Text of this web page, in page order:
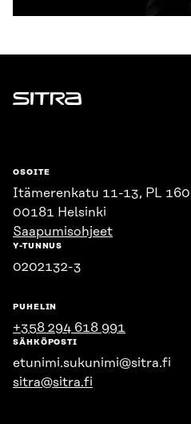
Sitra
OSOITE
Itämerenkatu 11-13, PL
00181 Helsinki
Saapumisohjeet
Y-TUNNUS
0202132-3
PUHELIN
+358 294 618 991
SÄHKÖPOSTI
etunimi.sukunimi@sitra.fi
sitra@sitra.fi